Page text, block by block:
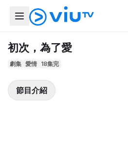
初次，為了愛
劇集 愛情 18集完
節目介紹